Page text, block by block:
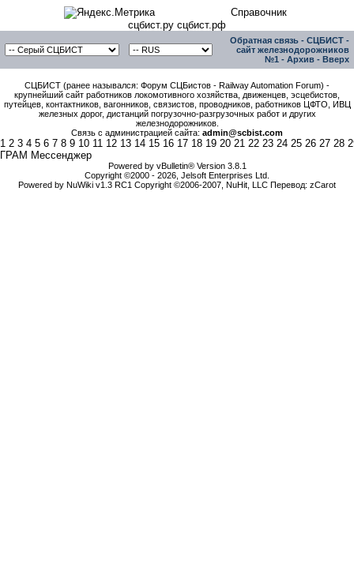
Справочник
сцбист.ру сцбист.рф
Обратная связь - СЦБИСТ -
сайт железнодорожников
№1 - Архив - Вверх
СЦБИСТ (ранее назывался: Форум СЦБистов - Railway Automation Forum) -
крупнейший сайт работников локомотивного хозяйства, движенцев, эсцебистов,
путейцев, контактников, вагонников, связистов, проводников, работников ЦФТО, ИВЦ
железных дорог, дистанций погрузочно-разгрузочных работ и других
железнодорожников.
Связь с администрацией сайта: admin@scbist.com
1 2 3 4 5 6 7 8 9 10 11 12 13 14 15 16 17 18 19 20 21 22 23 24 25 26 27 28
ГРАМ Мессенджер
Powered by vBulletin® Version 3.8.1
Copyright ©2000 - 2026, Jelsoft Enterprises Ltd.
Powered by NuWiki v1.3 RC1 Copyright ©2006-2007, NuHit, LLC Перевод: zCarot